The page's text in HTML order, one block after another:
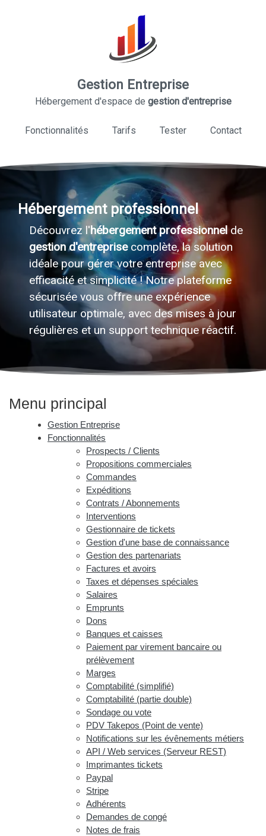
Gestion Entreprise
Hébergement d'espace de gestion d'entreprise
Fonctionnalités Tarifs Tester Contact
Hébergement professionnel
Découvrez l'hébergement professionnelde
gestion d'entreprisecomplète, la solution
idéale pour gérer votre entreprise avec
efficacité et simplicité ! Notre plateforme
sécurisée vous offre une expérience
utilisateur optimale, avec des mises à jour
régulières et un support technique réactif.
Menu principal
Gestion Entreprise
Fonctionnalités
Prospects / Clients
Propositions commerciales
Commandes
Expéditions
Contrats / Abonnements
Interventions
Gestionnaire de tickets
Gestion d'une base de connaissance
Gestion des partenariats
Factures et avoirs
Taxes et dépenses spéciales
Salaires
Emprunts
Dons
Banques et caisses
Paiement par virement bancaire ou
prélèvement
Marges
Comptabilité (simplifié)
Comptabilité (partie double)
Sondage ou vote
PDV Takepos (Point de vente)
Notifications sur les évênements métiers
API / Web services (Serveur REST)
Imprimantes tickets
Paypal
Stripe
Adhérents
Demandes de congé
Notes de frais